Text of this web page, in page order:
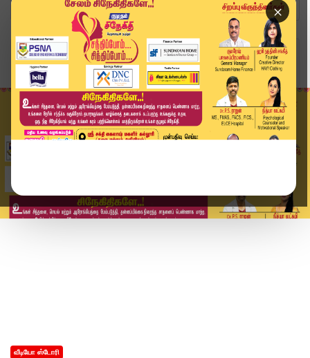
×
Home
வீடியோ ஸ்டோரி
பாஜக நிர்வாகியின் மண்டை உடைப்பு.. பொலபொலவென கொட...
வீடியோ ஸ்டோரி